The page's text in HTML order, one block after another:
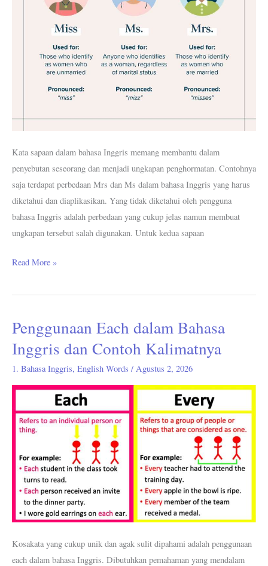
Kata sapaan dalam bahasa Inggris memang membantu dalam
penyebutan seseorang dan menjadi ungkapan penghormatan. Contohnya
saja terdapat perbedaan Mrs dan Ms dalam bahasa Inggris yang harus
diketahui dan diaplikasikan. Yang tidak diketahui oleh pengguna
bahasa Inggris adalah perbedaan yang cukup jelas namun membuat
ungkapan tersebut salah digunakan. Untuk kedua sapaan
Kegunaannya
Read More »
Penggunaan Each dalam Bahasa
Inggris dan Contoh Kalimatnya
1. Bahasa Inggris, English Words / Agustus 2, 2026
Kosakata yang cukup unik dan agak sulit dipahami adalah penggunaan
each dalam bahasa Inggris. Dibutuhkan pemahaman yang mendalam
Penggunaan
dalam
Bahasa
Inggris
Contoh
Kalimatnya